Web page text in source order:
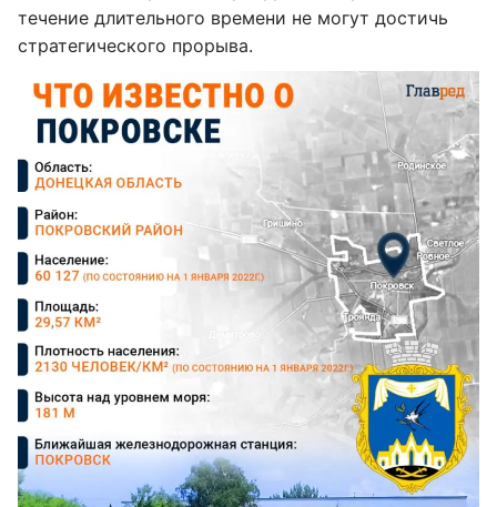
течение длительного времени не могут достичь
стратегического прорыва.